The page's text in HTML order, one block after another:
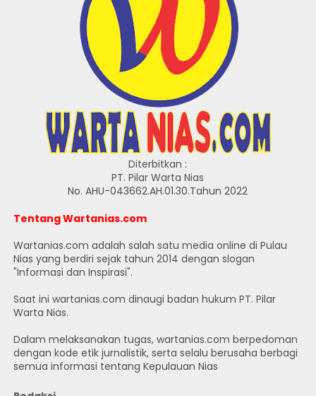
Diterbitkan :
PT. Pilar Warta Nias
No. AHU-043662.AH.01.30.Tahun 2022
Tentang Wartanias.com
Wartanias.com adalah salah satu media online di Pulau
Nias yang berdiri sejak tahun 2014 dengan slogan
"Informasi dan Inspirasi".
Saat ini wartanias.com dinaugi badan hukum PT. Pilar
Warta Nias.
Dalam melaksanakan tugas, wartanias.com berpedoman
dengan kode etik jurnalistik, serta selalu berusaha berbagi
semua informasi tentang Kepulauan Nias